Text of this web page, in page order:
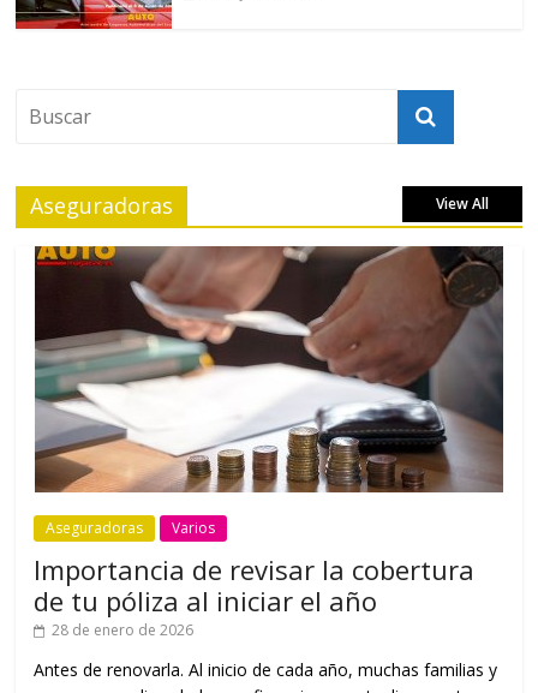
Aseguradoras View All
Aseguradoras Varios
Importancia de revisar la cobertura
de tu póliza al iniciar el año
28 de enero de 2026
Antes de renovarla. Al inicio de cada año, muchas familias y